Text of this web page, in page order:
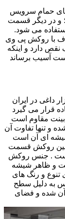
های حمام سرویس
و در دیگر قسمت
می شود.
اف با روکش پی وی
دارد و اینکه
آسیب برساند
داغی در ایران
قرار می گیرد
مقاوم است
و تنها تفاوت آن
ای آن است
روکش قسمت
است . جنس روکش
و ظاهر شیشه
تنوع و رنگ های
به دلیل سطح
شده و فضای